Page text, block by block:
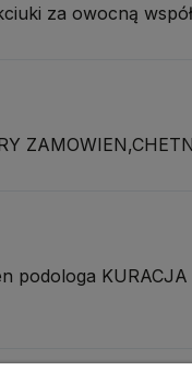
za owocną
podologa